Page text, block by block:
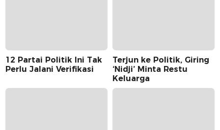
12 Partai Politik Ini Tak
Perlu Jalani Verifikasi
Terjun ke Politik, Giring
‘Nidji’ Minta Restu
Keluarga